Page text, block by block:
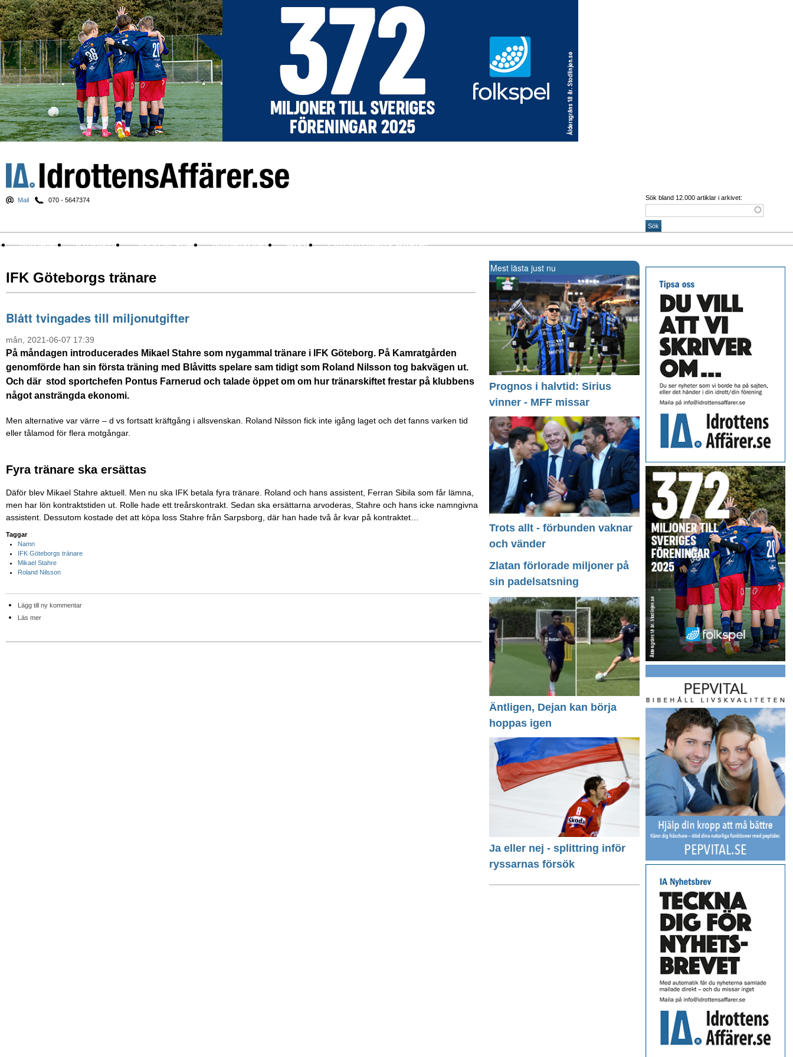
Mail 070 - 5647374 Sök bland 12.000 artiklar i arkivet:
Nyheter Krönikor Sport & spel Nyhetsbrev Arkiv Om Idrottens Affärer
IFK Göteborgs tränare
Blått tvingades till miljonutgifter
mån, 2021-06-07 17:39
På måndagen introducerades Mikael Stahre som nygammal tränare i IFK Göteborg. På Kamratgården
genomförde han sin första träning med Blåvitts spelare sam tidigt som Roland Nilsson tog bakvägen ut.
Och där stod sportchefen Pontus Farnerud och talade öppet om om hur tränarskiftet frestar på klubbens
något ansträngda ekonomi.
Men alternative var värre – d vs fortsatt kräftgång i allsvenskan. Roland Nilsson fick inte igång laget och det fanns varken tid
eller tålamod för flera motgångar.
Fyra tränare ska ersättas
Däför blev Mikael Stahre aktuell. Men nu ska IFK betala fyra tränare. Roland och hans assistent, Ferran Sibila som får lämna,
men har lön kontraktstiden ut. Rolle hade ett treårskontrakt. Sedan ska ersättarna arvoderas, Stahre och hans icke namngivna
assistent. Dessutom kostade det att köpa loss Stahre från Sarpsborg, där han hade två år kvar på kontraktet…
Taggar
Namn
IFK Göteborgs tränare
Mikael Stahre
Roland Nilsson
Lägg till ny kommentar
Läs mer
Mest lästa just nu
Prognos i halvtid: Sirius
vinner - MFF missar
Trots allt - förbunden vaknar
och vänder
Zlatan förlorade miljoner på
sin padelsatsning
Äntligen, Dejan kan börja
hoppas igen
Ja eller nej - splittring inför
ryssarnas försök